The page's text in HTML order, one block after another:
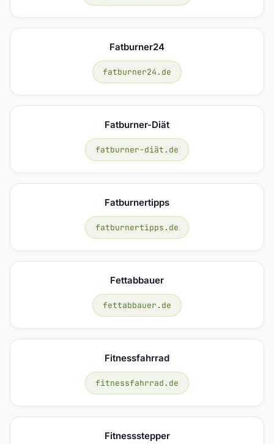
Fatburner24
fatburner24.de
Fatburner-Diät
fatburner-diät.de
Fatburnertipps
fatburnertipps.de
Fettabbauer
fettabbauer.de
Fitnessfahrrad
fitnessfahrrad.de
Fitnessstepper